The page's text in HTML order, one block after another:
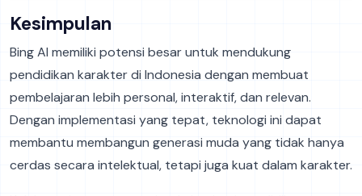
Kesimpulan
Bing AI memiliki potensi besar untuk mendukung
pendidikan karakter di Indonesia dengan membuat
pembelajaran lebih personal, interaktif, dan relevan.
Dengan implementasi yang tepat, teknologi ini dapat
membantu membangun generasi muda yang tidak hanya
cerdas secara intelektual, tetapi juga kuat dalam karakter.